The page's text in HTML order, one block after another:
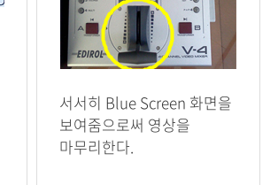
서서히 Blue Screen 화면을
보여줌으로써 영상을
마무리한다.